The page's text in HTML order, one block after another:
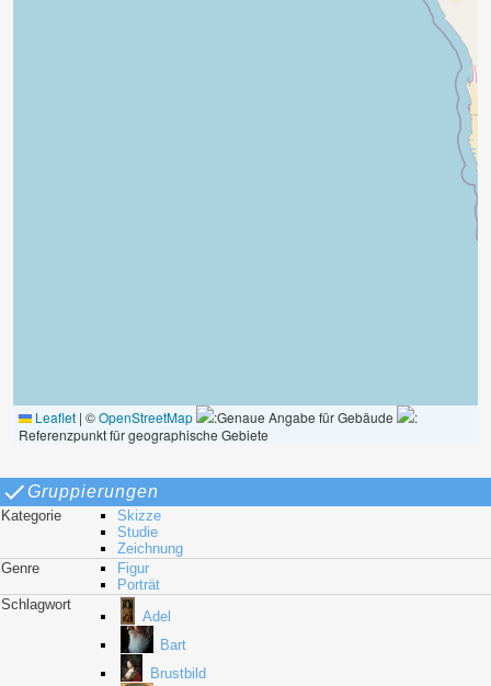
Leaflet | ©OpenStreetMap :Genaue Angabe für Gebäude
:
Referenzpunkt für geographische Gebiete
Gruppierungen
Kategorie
Skizze
Studie
Zeichnung
Genre
Figur
Porträt
Schlagwort
Adel
Bart
Brustbild